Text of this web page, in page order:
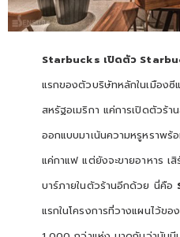
Starbucks เปิดตัว
แรกของตัวบริษัทหลักในเมือง
สหรัฐอเมริกา แค่การเปิดตัวร้
ออกแบบมาเน้นความหรูหราพ
แค่กาแฟ แต่ยังจะขายอาหาร
บาร์ภายในตัวร้านอีกด้วย นี่คือ
แรกในโครงการที่วางแผนไว้ข